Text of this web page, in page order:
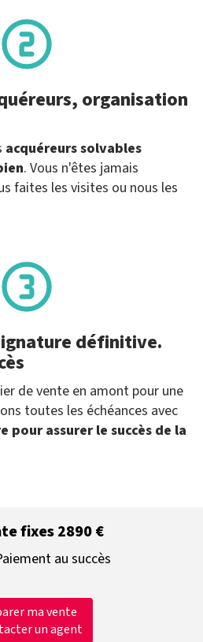
organisation
acquéreurs solvables
. Vous n'êtes jamais
faites les visites ou nous les
définitive.
de vente en amont pour une
toutes les échéances avec
pour assurer le succès de la
fixes 2890 €
au succès
ma vente
un agent